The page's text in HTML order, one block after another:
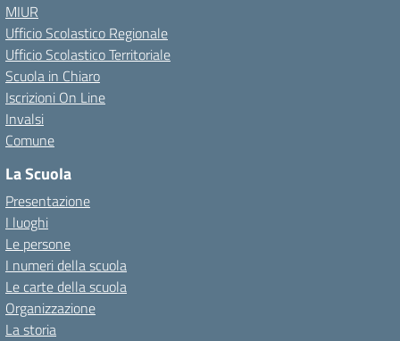
MIUR
Ufficio Scolastico Regionale
Ufficio Scolastico Territoriale
Scuola in Chiaro
Iscrizioni On Line
Invalsi
Comune
La Scuola
Presentazione
I luoghi
Le persone
I numeri della scuola
Le carte della scuola
Organizzazione
La storia